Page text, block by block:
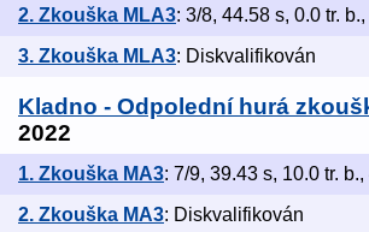
2. Zkouška MLA3: 3/8, 44.58 s, 0.0 tr.
3. Zkouška MLA3: Diskvalifikován
Kladno - Odpolední hurá
2022
1. Zkouška MA3: 7/9, 39.43 s, 10.0 tr.
2. Zkouška MA3: Diskvalifikován